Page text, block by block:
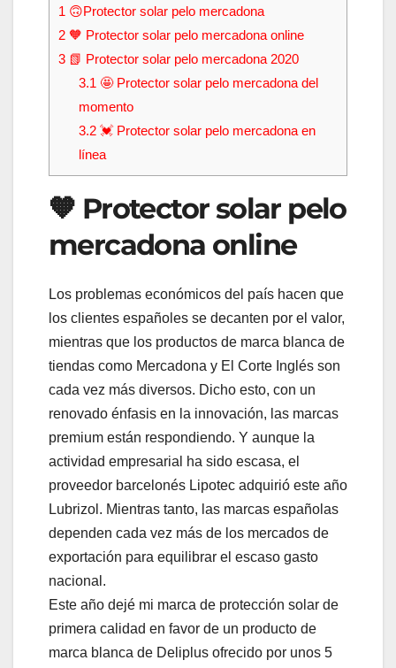
1 🙃Protector solar pelo mercadona
2 🧡 Protector solar pelo mercadona online
3 📗 Protector solar pelo mercadona 2020
3.1 🤩 Protector solar pelo mercadona del
momento
3.2💓 Protector solar pelo mercadona en
línea
🧡 Protector solar pelo
mercadona online
Los problemas económicos del país hacen que
los clientes españoles se decanten por el valor,
mientras que los productos de marca blanca de
tiendas como Mercadona y El Corte Inglés son
cada vez más diversos. Dicho esto, con un
renovado énfasis en la innovación, las marcas
premium están respondiendo. Y aunque la
actividad empresarial ha sido escasa, el
proveedor barcelonés Lipotec adquirió este año
Lubrizol. Mientras tanto, las marcas españolas
dependen cada vez más de los mercados de
exportación para equilibrar el escaso gasto
nacional.
Este año dejé mi marca de protección solar de
primera calidad en favor de un producto de
marca blanca de Deliplus ofrecido por unos 5